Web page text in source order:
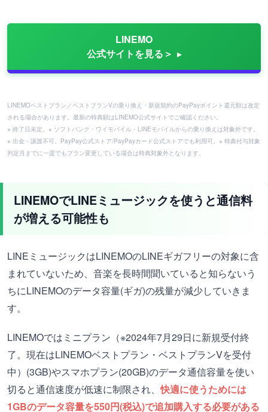
LINEMO
公式サイトを見る＞
LINEMOベストプラン／ベストプランVの乗り換え・新規契約のPayPayポイント還元額は改定
される場合があります。最新の特典額はLINEMO公式サイトでご確認ください。
※ 終了日未定。※ ソフトバンク・ワイモバイル・LINEモバイルからの乗り換えは対象外です。
※ 出金・譲渡不可。PayPay公式ストア/PayPayカード公式ストアでも利用可。※ 特典付与対象
判定月までに一度でもプラン変更している場合は特典対象外となります。
LINEMOでLINEミュージックを使うと通信料
が増える可能性も
LINEミュージックはLINEMOのLINEギガフリーの対象に含
まれていないため、音楽を長時間聞いていると知らないう
ちにLINEMOのデータ容量(ギガ)の残量が減少していきま
す。
LINEMOではミニプラン（※2024年7月29日に新規受付終
了。現在はLINEMOベストプラン・ベストプランVを受付
中）(3GB)やスマホプラン(20GB)のデータ通信容量を使い
切ると通信速度が低速に制限され、快適に使うためには
1GBのデータ容量を550円(税込)で追加購入する必要がある